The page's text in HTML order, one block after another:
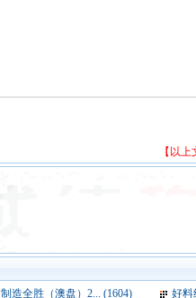
【以
制造全胜（澳盘）2... (1604)
好料